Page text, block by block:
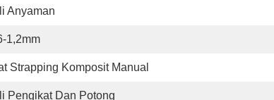
Anyaman
1,2mm
Strapping Komposit Manual
Pengikat Dan Potong